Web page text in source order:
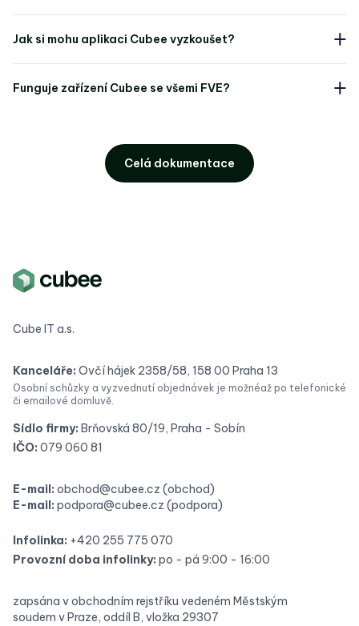
Jak si mohu aplikaci Cubee vyzkoušet?
Funguje zařízení Cubee se všemi FVE?
Celá dokumentace
Cube IT a.s.
Kanceláře: Ovčí hájek 2358/58, 158 00 Praha 13
Osobní schůzky a vyzvednutí objednávek je možnéaž po telefonické
či emailové domluvě.
Sídlo firmy: Brňovská 80/19, Praha - Sobín
IČO: 079 060 81
E-mail: obchod@cubee.cz (obchod)
E-mail: podpora@cubee.cz (podpora)
Infolinka: +420 255 775 070
Provozní doba infolinky: po - pá 9:00 - 16:00
zapsána v obchodním rejstříku vedeném Městským
soudem v Praze, oddíl B, vložka 29307